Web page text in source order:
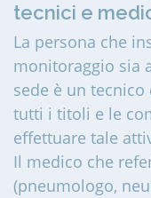
tecnici e
La persona che
monitoraggio sia
sede è un
tutti i titoli e le
effettuare tale
Il medico che
(pneumologo,